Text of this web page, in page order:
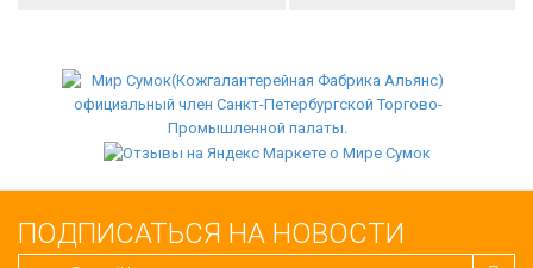
ПОДПИСАТЬСЯ НА НОВОСТИ